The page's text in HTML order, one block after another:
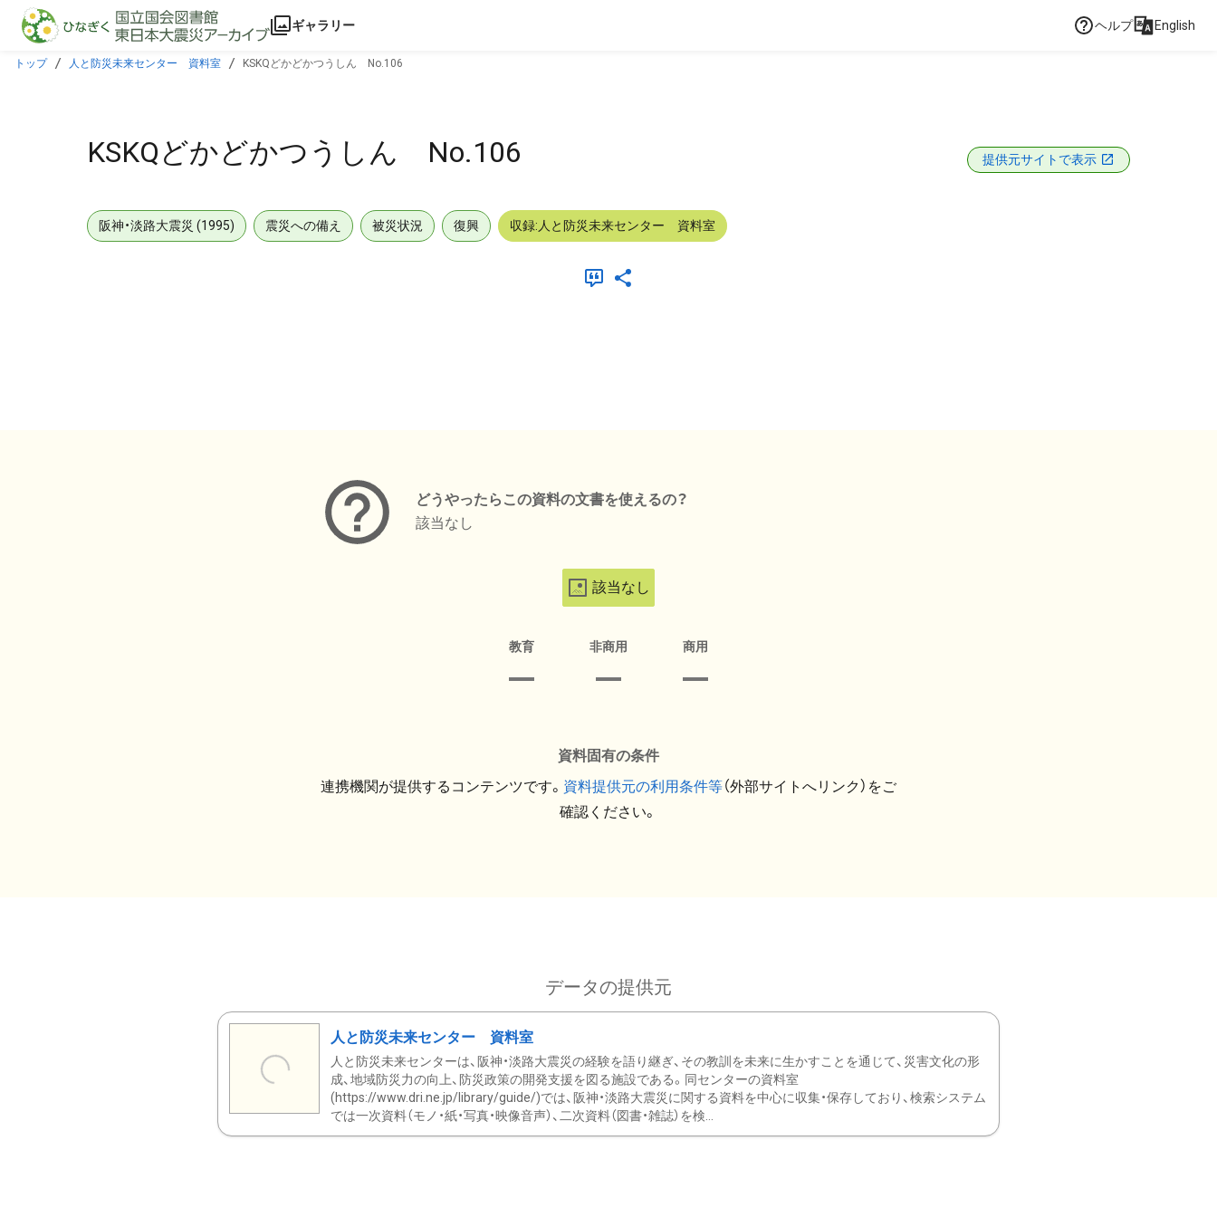
本文に飛ぶ
ギャラリー ヘルプ English
トップ 人と防災未来センター 資料室 KSKQどかどかつうしん No.106
KSKQどかどかつうしん No.106 提供元サイトで表示
阪神・淡路大震災 (1995) 震災への備え 被災状況 復興 収録:人と防災未来センター 資料室
どうやったらこの資料の文書を使えるの？
該当なし
該当なし
教育 非商用 商用
資料固有の条件
連携機関が提供するコンテンツです。 資料提供元の利用条件等（外部サイトへリンク）をご
確認ください。
データの提供元
人と防災未来センター 資料室
人と防災未来センターは、阪神・淡路大震災の経験を語り継ぎ、その教訓を未来に生かすことを通じて、災害文化の形
成、地域防災力の向上、防災政策の開発支援を図る施設である。同センターの資料室
(https://www.dri.ne.jp/library/guide/)では、阪神・淡路大震災に関する資料を中心に収集・保存しており、検索システム
では一次資料（モノ・紙・写真・映像音声）、二次資料（図書・雑誌）を検...